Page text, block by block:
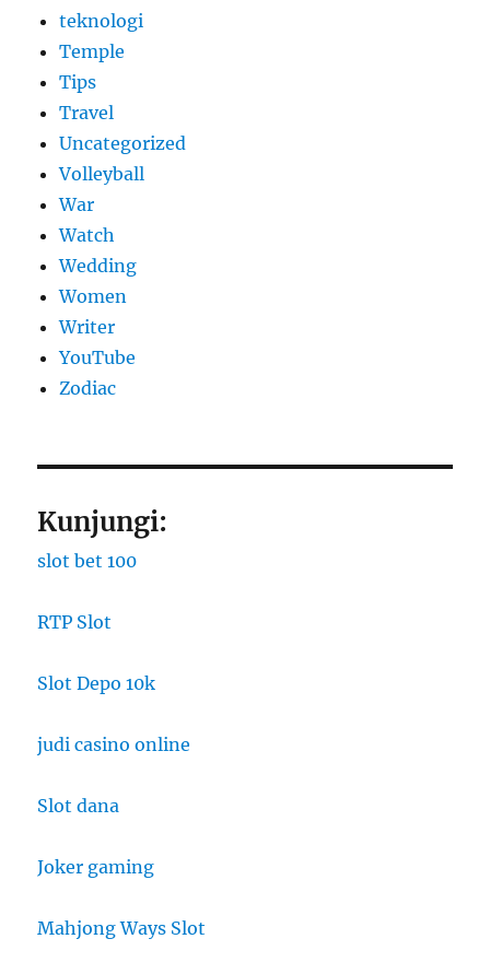
teknologi
Temple
Tips
Travel
Uncategorized
Volleyball
War
Watch
Wedding
Women
Writer
YouTube
Zodiac
Kunjungi:
slot bet 100
RTP Slot
Slot Depo 10k
judi casino online
Slot dana
Joker gaming
Mahjong Ways Slot